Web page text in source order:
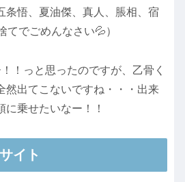
条悟、夏油傑、真人、脹相、宿
てでごめんなさい💦）
！っと思ったのですが、乙骨く
然出てこないですね・・・出来
乗せたいなー！！
イト